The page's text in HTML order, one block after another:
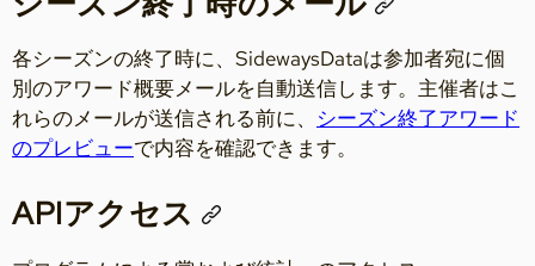
各シーズンの終了時に、SidewaysDataは参加者宛に個
別のアワード概要メールを自動送信します。主催者はこ
れらのメールが送信される前に、 シーズン終了アワード
のプレビューで内容を確認できます。
APIアクセス